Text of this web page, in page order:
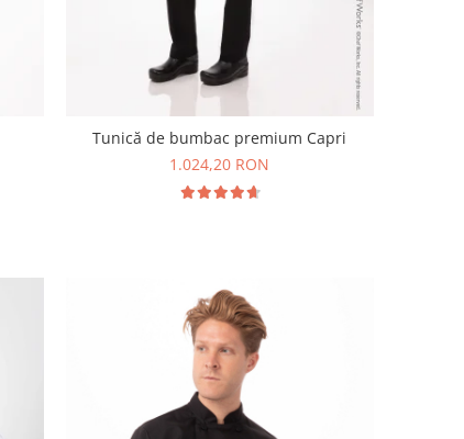
Tunică de bumbac premium Capri
1.024,20 RON